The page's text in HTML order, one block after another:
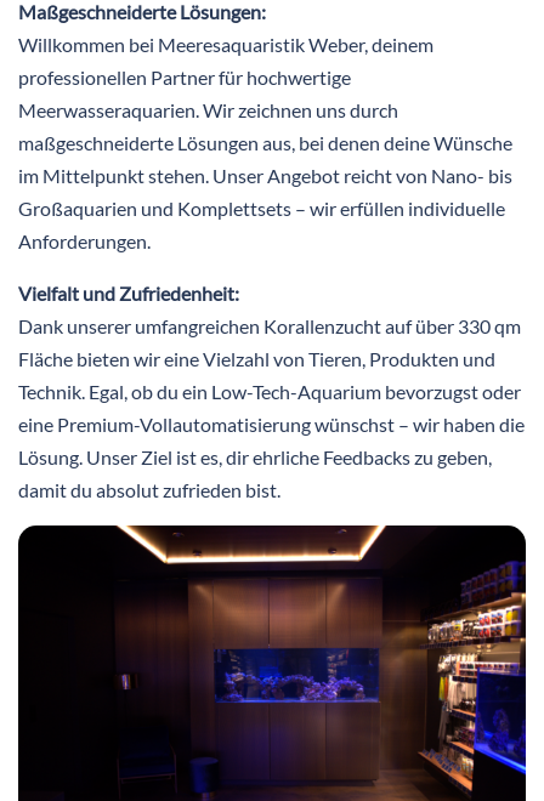
Maßgeschneiderte Lösungen:
Willkommen bei Meeresaquaristik Weber, deinem
professionellen Partner für hochwertige
Meerwasseraquarien. Wir zeichnen uns durch
maßgeschneiderte Lösungen aus, bei denen deine Wünsche
im Mittelpunkt stehen. Unser Angebot reicht von Nano- bis
Großaquarien und Komplettsets – wir erfüllen individuelle
Anforderungen.
Vielfalt und Zufriedenheit:
Dank unserer umfangreichen Korallenzucht auf über 330 qm
Fläche bieten wir eine Vielzahl von Tieren, Produkten und
Technik. Egal, ob du ein Low-Tech-Aquarium bevorzugst oder
eine Premium-Vollautomatisierung wünschst – wir haben die
Lösung. Unser Ziel ist es, dir ehrliche Feedbacks zu geben,
damit du absolut zufrieden bist.